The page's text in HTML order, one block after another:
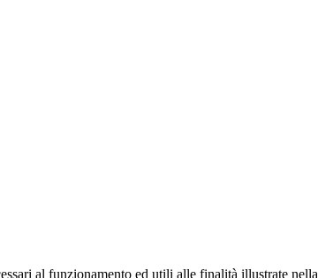
al funzionamento ed utili alle finalità illustrate nella